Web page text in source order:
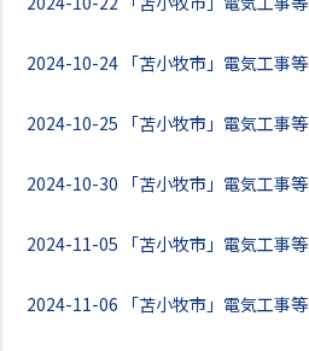
2024-10-24 「苫小牧市」電気工事等
2024-10-25 「苫小牧市」電気工事等
2024-10-30 「苫小牧市」電気工事等
2024-11-05 「苫小牧市」電気工事等
2024-11-06 「苫小牧市」電気工事等